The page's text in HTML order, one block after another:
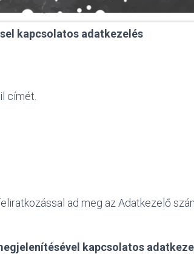
ad meg Adatkezelő számára.
kapcsolatos adatkezelés
címét.
ad meg az Adatkezelő
kapcsolatos